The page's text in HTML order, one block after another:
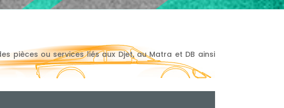
pièces ou services liés aux Djet, au Matra et DB ainsi